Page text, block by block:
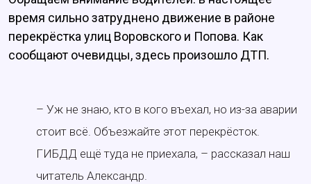
время сильно затруднено движение в районе
перекрёстка улиц Воровского и Попова. Как
сообщают очевидцы, здесь произошло ДТП.
– Уж не знаю, кто в кого въехал, но из-за аварии
стоит всё. Объезжайте этот перекрёсток.
ГИБДД ещё туда не приехала, – рассказал наш
читатель Александр.